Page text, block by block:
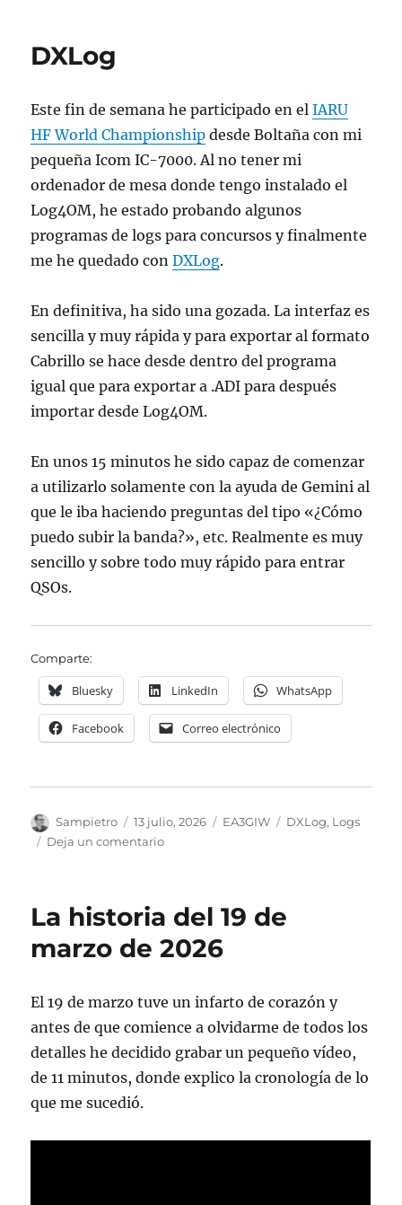
IC7000
DXLog
Este fin de semana he participado en elIARU
HF World Championship desde Boltaña con mi
pequeña Icom IC-7000. Al no tener mi
ordenador de mesa donde tengo instalado el
Log4OM, he estado probando algunos
programas de logs para concursos y finalmente
me he quedado conDXLog.
En definitiva, ha sido una gozada. La interfaz es
sencilla y muy rápida y para exportar al formato
Cabrillo se hace desde dentro del programa
igual que para exportar a .ADI para después
importar desde Log4OM.
En unos 15 minutos he sido capaz de comenzar
a utilizarlo solamente con la ayuda de Gemini al
que le iba haciendo preguntas del tipo «¿Cómo
puedo subir la banda?», etc. Realmente es muy
sencillo y sobre todo muy rápido para entrar
QSOs.
Comparte:
Bluesky LinkedIn WhatsApp
Facebook Correo electrónico
Autor
Sampietro
Publicado
el
13 julio, 2026 Categorías
EA3GIW Etiquetas
DXLog, Logs
Deja un comentarioen
La historia del 19 de
marzo de 2026
El 19 de marzo tuve un infarto de corazón y
antes de que comience a olvidarme de todos los
detalles he decidido grabar un pequeño vídeo,
de 11 minutos, donde explico la cronología de lo
que me sucedió.